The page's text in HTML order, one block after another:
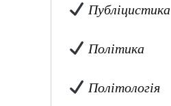
Публіцистика
Політика
Політологія